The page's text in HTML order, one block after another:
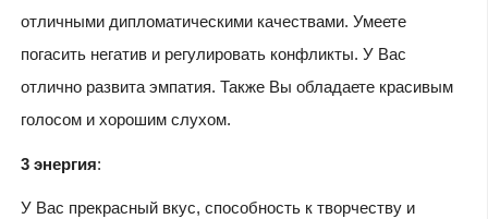
отличными дипломатическими качествами. Умеете
погасить негатив и регулировать конфликты. У Вас
отлично развита эмпатия. Также Вы обладаете красивым
голосом и хорошим слухом.
3 энергия:
У Вас прекрасный вкус, способность к творчеству и